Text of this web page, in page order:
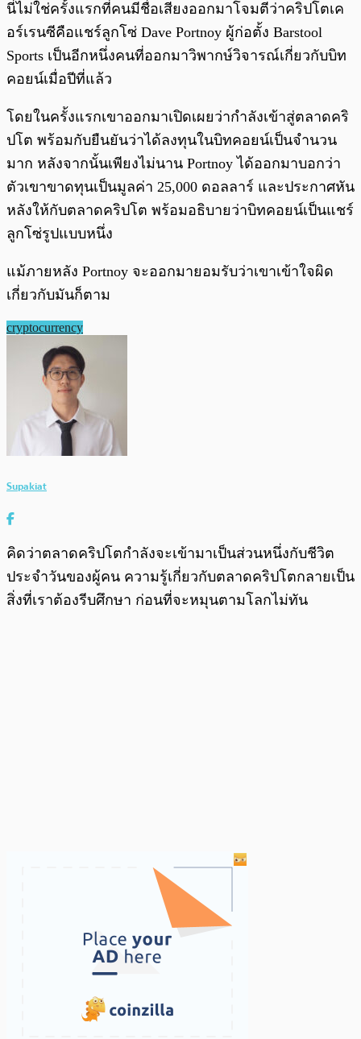
นี่ไม่ใช่ครั้งแรกที่คนมีชื่อเสียงออกมาโจมตีว่าคริปโตเค
อร์เรนซีคือแชร์ลูกโซ่ Dave Portnoy ผู้ก่อตั้ง Barstool
Sports เป็นอีกหนึ่งคนที่ออกมาวิพากษ์วิจารณ์เกี่ยวกับบิท
คอยน์เมื่อปีที่แล้ว
โดยในครั้งแรกเขาออกมาเปิดเผยว่ากำลังเข้าสู่ตลาดคริ
ปโต พร้อมกับยืนยันว่าได้ลงทุนในบิทคอยน์เป็นจำนวน
มาก หลังจากนั้นเพียงไม่นาน Portnoy ได้ออกมาบอกว่า
ตัวเขาขาดทุนเป็นมูลค่า 25,000 ดอลลาร์ และประกาศหัน
หลังให้กับตลาดคริปโต พร้อมอธิบายว่าบิทคอยน์เป็นแชร์
ลูกโซ่รูปแบบหนึ่ง
แม้ภายหลัง Portnoy จะออกมายอมรับว่าเขาเข้าใจผิด
เกี่ยวกับมันก็ตาม
cryptocurrency
Supakiat
คิดว่าตลาดคริปโตกำลังจะเข้ามาเป็นส่วนหนึ่งกับชีวิต
ประจำวันของผู้คน ความรู้เกี่ยวกับตลาดคริปโตกลายเป็น
สิ่งที่เราต้องรีบศึกษา ก่อนที่จะหมุนตามโลกไม่ทัน